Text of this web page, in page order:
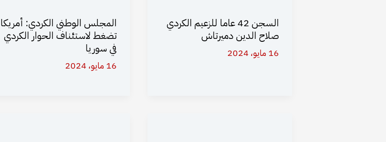
السجن 42 عاما للزعيم الكردي
صلاح الدين دميرتاش
16 مايو، 2024
المجلس الوطني الكردي: أمريكا
تضغط لاستئناف الحوار الكردي
في سوريا
16 مايو، 2024